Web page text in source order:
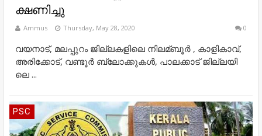
ക്ഷണിച്ചു
Ammus Thursday, May 28, 2020 0
വ​യ​നാ​ട്, മ​ല​പ്പു​റം ജി​ല്ല​ക​ളി​ലെ നി​ലമ്ബൂര്‍ ​, കാ​ളി​കാ​വ്,
അ​രി​ക്കോ​ട്, വ​ണ്ടൂ​ര്‍ ബ്ലോ​ക്കു​ക​ള്‍, പാ​ല​ക്കാ​ട് ജി​ല്ല​യി​
ലെ ...
PSC